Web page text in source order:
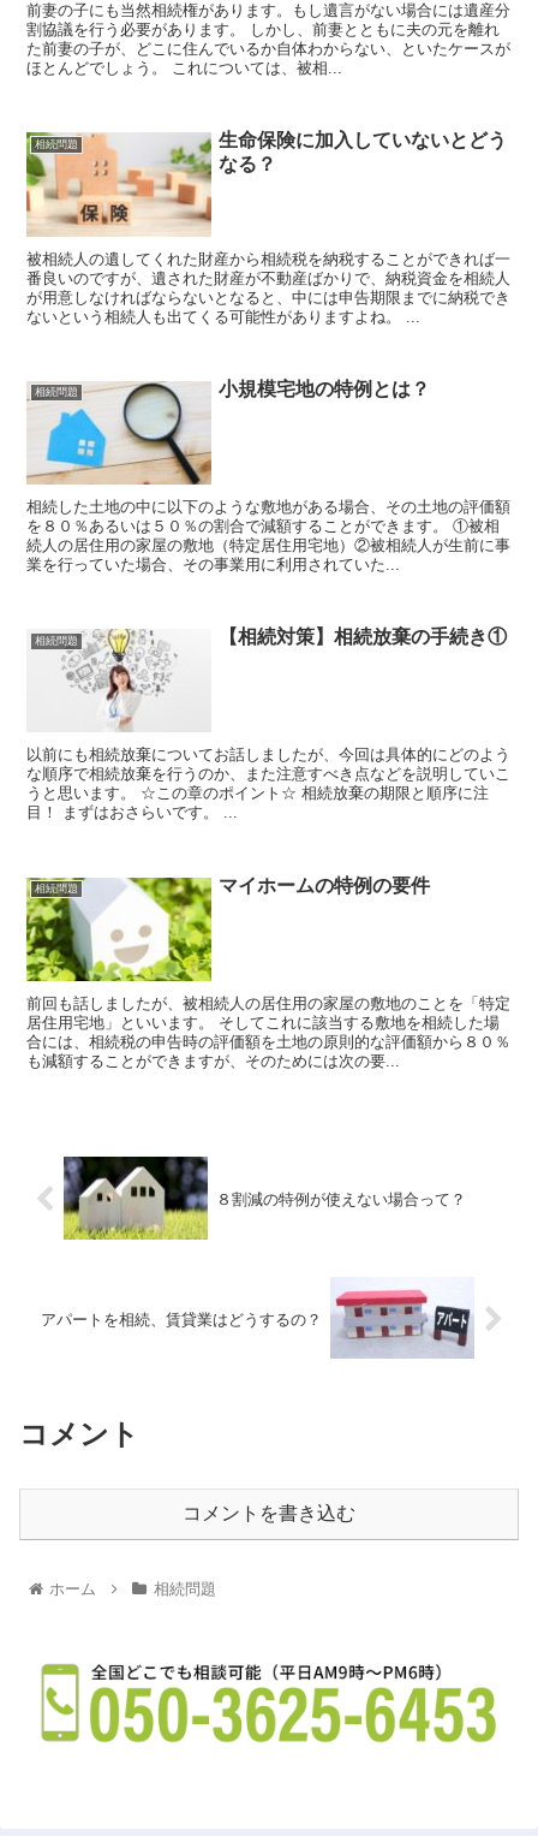
前妻の子にも当然相続権があります。もし遺言がない場合には遺産分
割協議を行う必要があります。 しかし、前妻とともに夫の元を離れ
た前妻の子が、どこに住んでいるか自体わからない、といたケースが
ほとんどでしょう。 これについては、被相...
相続問題
生命保険に加入していないとどう
なる？
被相続人の遺してくれた財産から相続税を納税することができれば一
番良いのですが、遺された財産が不動産ばかりで、納税資金を相続人
が用意しなければならないとなると、中には申告期限までに納税でき
ないという相続人も出てくる可能性がありますよね。 ...
相続問題 小規模宅地の特例とは？
相続した土地の中に以下のような敷地がある場合、その土地の評価額
を８０％あるいは５０％の割合で減額することができます。 ①被相
続人の居住用の家屋の敷地（特定居住用宅地）②被相続人が生前に事
業を行っていた場合、その事業用に利用されていた...
相続問題 【相続対策】相続放棄の手続き①
以前にも相続放棄についてお話しましたが、今回は具体的にどのよう
な順序で相続放棄を行うのか、また注意すべき点などを説明していこ
うと思います。 ☆この章のポイント☆ 相続放棄の期限と順序に注
目！ まずはおさらいです。 ...
相続問題 マイホームの特例の要件
前回も話しましたが、被相続人の居住用の家屋の敷地のことを「特定
居住用宅地」といいます。 そしてこれに該当する敷地を相続した場
合には、相続税の申告時の評価額を土地の原則的な評価額から８０％
も減額することができますが、そのためには次の要...
８割減の特例が使えない場合って？
アパートを相続、賃貸業はどうするの？
コメント
コメントを書き込む
ホーム 相続問題